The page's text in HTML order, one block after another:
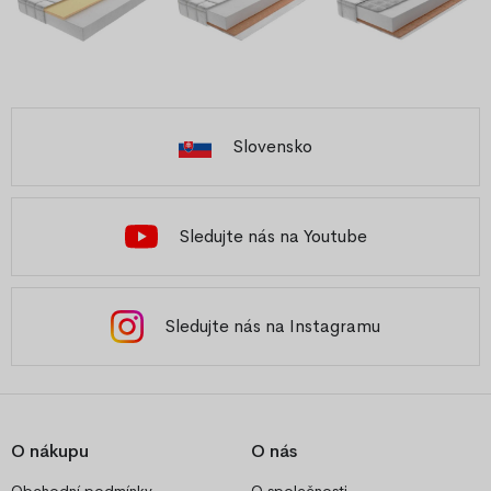
Slovensko
Sledujte nás na Youtube
Sledujte nás na Instagramu
O nákupu O nás